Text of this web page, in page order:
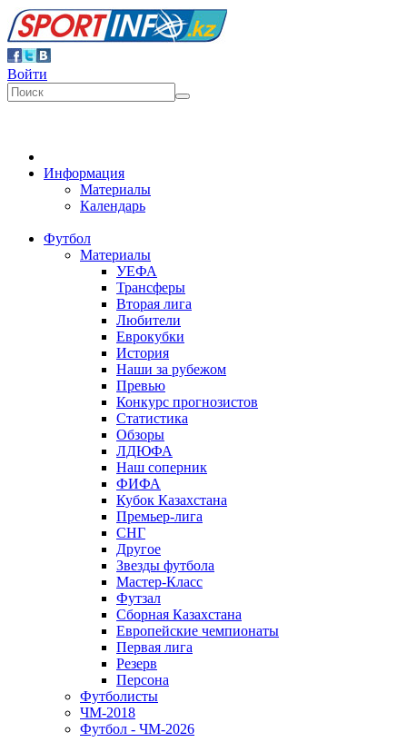
Войти
Информация
Материалы
Календарь
Футбол
Материалы
УЕФА
Трансферы
Вторая лига
Любители
Еврокубки
История
Наши за рубежом
Превью
Конкурс прогнозистов
Статистика
Обзоры
ЛДЮФА
Наш соперник
ФИФА
Кубок Казахстана
Премьер-лига
СНГ
Другое
Звезды футбола
Мастер-Класс
Футзал
Сборная Казахстана
Европейские чемпионаты
Первая лига
Резерв
Персона
Футболисты
ЧМ-2018
Футбол - ЧМ-2026